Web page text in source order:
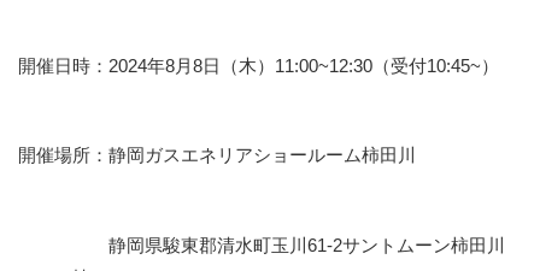
開催日時：2024年8月8日（木） 11:00~12:30（受付10:45~）
開催場所：静岡ガスエネリアショールーム柿田川
静岡県駿東郡清水町玉川61-2サントムーン柿田川